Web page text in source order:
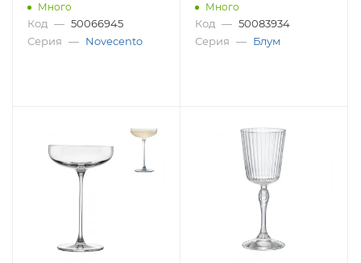
Много
Код — 50066945
Серия — Novecento
Много
Код — 50083934
Серия — Блум